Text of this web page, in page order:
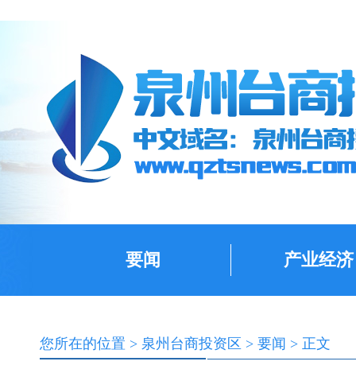
要闻 产业经济
您所在的位置 > 泉州台商投资区 > 要闻 > 正文